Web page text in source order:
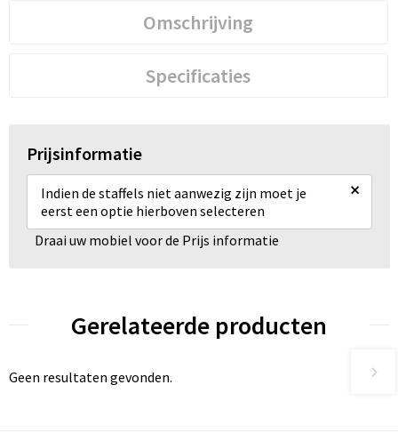
Omschrijving
Specificaties
Prijsinformatie
Indien de staffels niet aanwezig zijn moet je
eerst een optie hierboven selecteren
×
Draai uw mobiel voor de Prijs informatie
Gerelateerde producten
Geen resultaten gevonden.